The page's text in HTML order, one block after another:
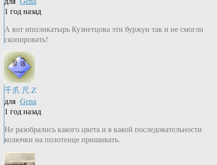
1 год назад
А вот иппликатырь Кузнетцова эти буржуи так и не смогли
скопировать!
千爪 尺.Z
для Gena
1 год назад
Не разобрались какого цвета и в какой последовательности
колючки на полотенце пришивать.